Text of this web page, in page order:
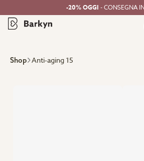
-20% OGGI - CONSEGNA
Shop Anti-aging 15